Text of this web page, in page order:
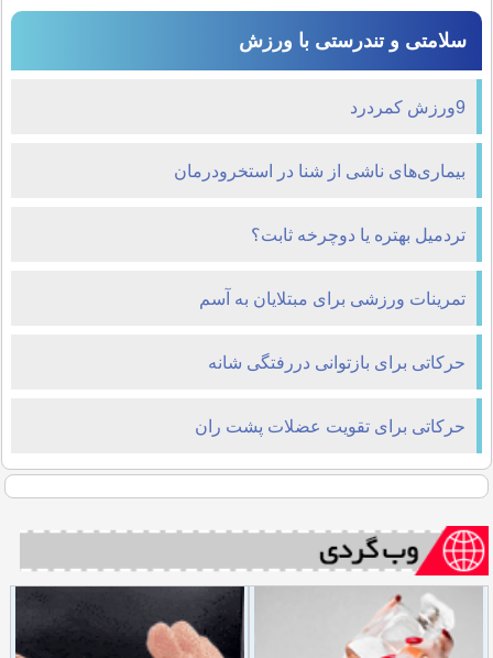
سلامتی و تندرستی با ورزش
9ورزش کمردرد
بیماری‌های ناشی از شنا در استخرودرمان
تردمیل بهتره یا دوچرخه ثابت؟
تمرینات ورزشی برای مبتلایان به آسم
حركاتی برای بازتوانی دررفتگی شانه
حركاتی برای تقويت عضلات پشت ران